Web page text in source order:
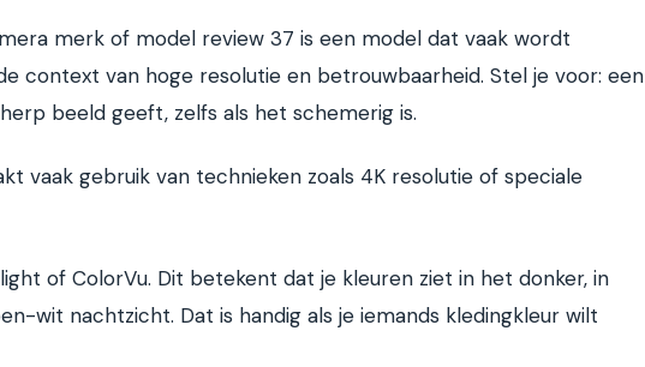
merk of model review 37 is een model dat vaak wordt
context van hoge resolutie en betrouwbaarheid. Stel je voor: een
beeld geeft, zelfs als het schemerig is.
vaak gebruik van technieken zoals 4K resolutie of speciale
of ColorVu. Dit betekent dat je kleuren ziet in het donker, in
wit nachtzicht. Dat is handig als je iemands kledingkleur wilt